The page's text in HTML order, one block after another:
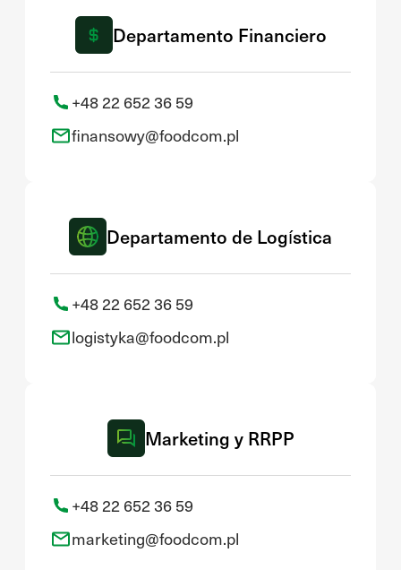
Departamento Financiero
+48 22 652 36 59
finansowy@foodcom.pl
Departamento de Logística
+48 22 652 36 59
logistyka@foodcom.pl
Marketing y RRPP
+48 22 652 36 59
marketing@foodcom.pl